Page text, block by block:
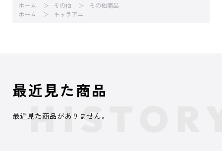
ホーム その他
その他商品
ホーム
キャラアニ
最近見た商品
最近見た商品がありません。